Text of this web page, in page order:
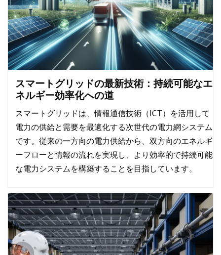
スマートグリッドの最新技術：持続可能なエ
ネルギー効率化への道
スマートグリッドは、情報通信技術（ICT）を活用して
電力の供給と需要を最適化する次世代の電力網システム
です。従来の一方向の電力供給から、双方向のエネルギ
ーフローと情報の流れを実現し、より効率的で持続可能
な電力システムを構築することを目指しています。